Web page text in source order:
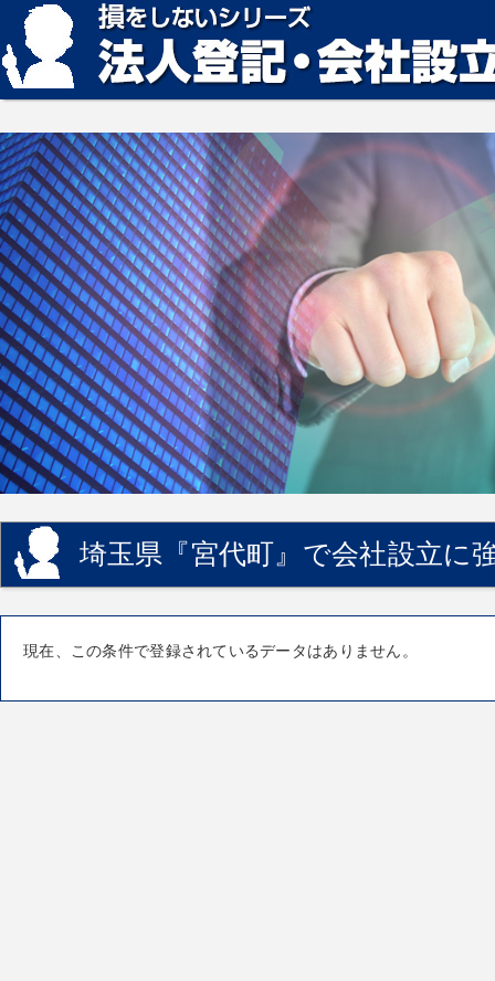
損をしない法人登記・会社設立の方法、見つかります。
埼玉県『宮代町』で会社設立に
現在、この条件で登録されているデータはありません。